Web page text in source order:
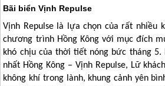
Bãi biển Vịnh Repulse
Vịnh Repulse là lựa chọn của rất nhiều
chương trình Hồng Kôngvới mục đích
khó chịu của thời tiết nóng bức tháng
nhất Hồng Kông – Vịnh Repulse, Lữ
không khí trong lành, khung cảnh yên